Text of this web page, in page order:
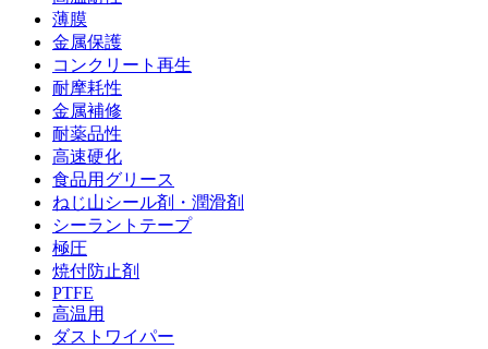
薄膜
金属保護
コンクリート再生
耐摩耗性
金属補修
耐薬品性
高速硬化
食品用グリース
ねじ山シール剤・潤滑剤
シーラントテープ
極圧
焼付防止剤
PTFE
高温用
ダストワイパー